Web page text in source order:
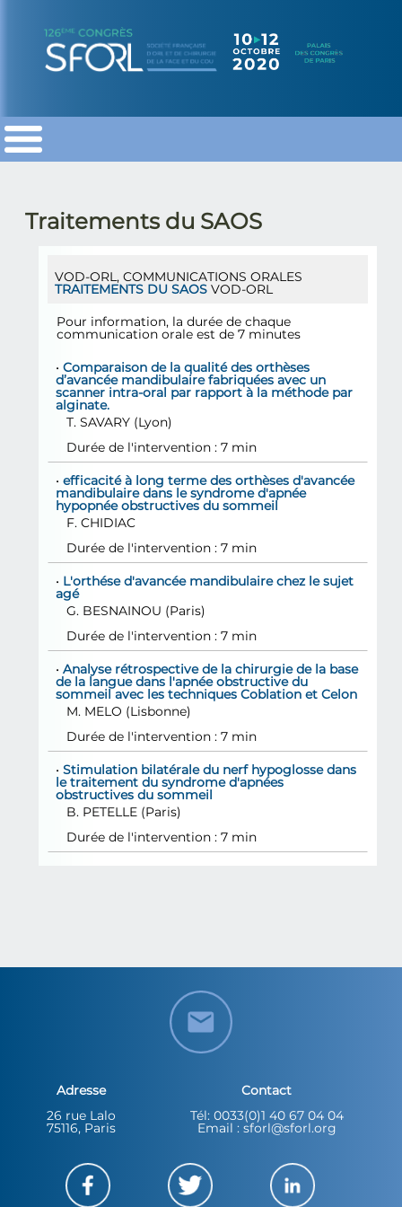
SFORL SFORL
SFORL
Traitements du SAOS
VOD-ORL , COMMUNICATIONS ORALES
TRAITEMENTS DU SAOS VOD-ORL
Pour information, la durée de chaque
communication orale est de 7 minutes
• Comparaison de la qualité des orthèses
d’avancée mandibulaire fabriquées avec un
scanner intra-oral par rapport à la méthode par
alginate.
T. SAVARY (Lyon)
Durée de l'intervention : 7 min
• efficacité à long terme des orthèses d'avancée
mandibulaire dans le syndrome d'apnée
hypopnée obstructives du sommeil
F. CHIDIAC
Durée de l'intervention : 7 min
• L'orthése d'avancée mandibulaire chez le sujet
agé
G. BESNAINOU (Paris)
Durée de l'intervention : 7 min
• Analyse rétrospective de la chirurgie de la base
de la langue dans l'apnée obstructive du
sommeil avec les techniques Coblation et Celon
M. MELO (Lisbonne)
Durée de l'intervention : 7 min
• Stimulation bilatérale du nerf hypoglosse dans
le traitement du syndrome d'apnées
obstructives du sommeil
B. PETELLE (Paris)
Durée de l'intervention : 7 min
Adresse
26 rue Lalo
75116, Paris
Contact
Tél: 0033(0)1 40 67 04 04
Email : sforl@sforl.org